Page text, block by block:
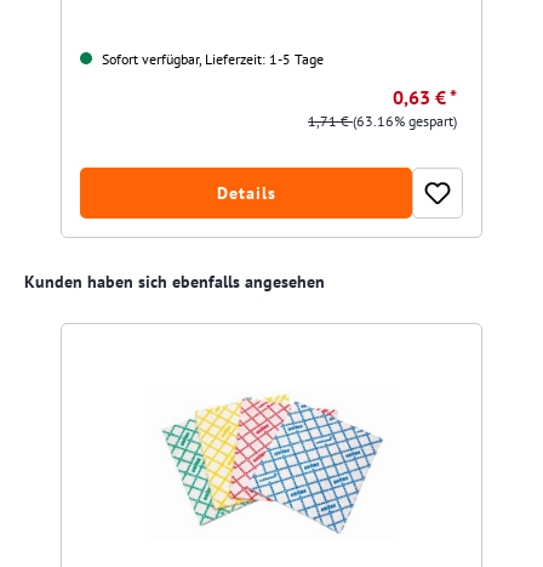
Sofort verfügbar, Lieferzeit: 1-5 Tage
0,63 € *
1,71 €(63.16% gespart)
Details
Produktgalerie überspringen
Kunden haben sich ebenfalls angesehen